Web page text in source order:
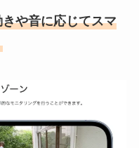
きや音に応じてスマ